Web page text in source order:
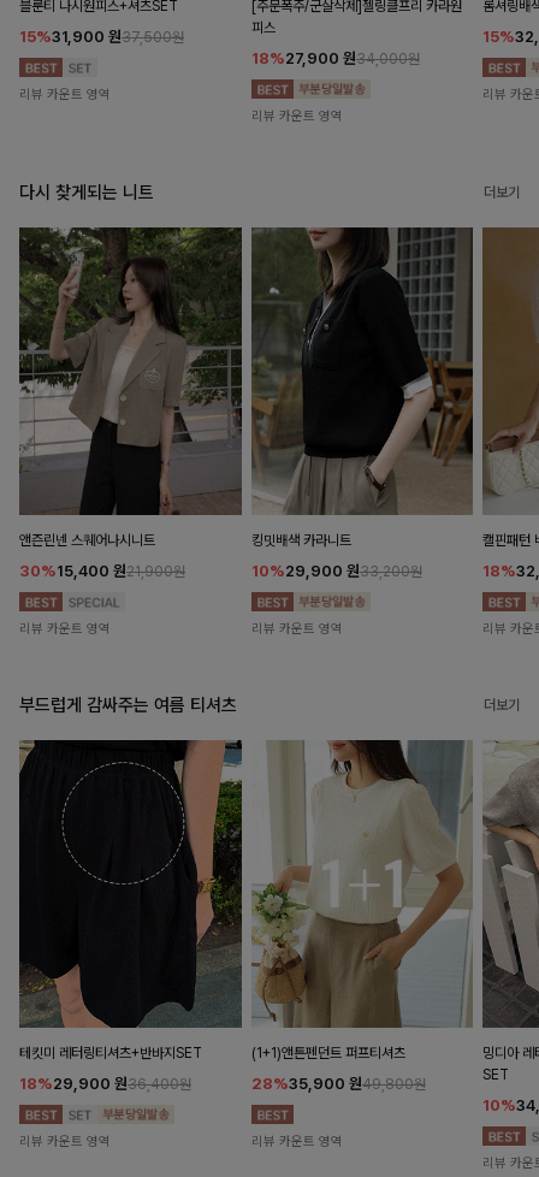
블룬티 나시원피스+셔츠SET
15%31,900 원37,500원
리뷰 카운트 영역
[주문폭주/군살삭제]젤링클프리 카라원
피스
18%27,900 원34,000원
리뷰 카운트 영역
롬셔링배
15%
리뷰 카운
다시 찾게되는 니트 더보기
앤즌린넨 스퀘어나시니트
30%15,400 원21,900원
리뷰 카운트 영역
킹밋배색 카라니트
10%29,900 원33,200원
리뷰 카운트 영역
캘핀패턴
18%
리뷰 카운
부드럽게 감싸주는 여름 티셔츠 더보기
테킷미 레터링티셔츠+반바지SET
18%29,900 원36,400원
리뷰 카운트 영역
(1+1)앤튼펜던트 퍼프티셔츠
28%35,900 원49,800원
리뷰 카운트 영역
밍디아 레
SET
10%
리뷰 카운